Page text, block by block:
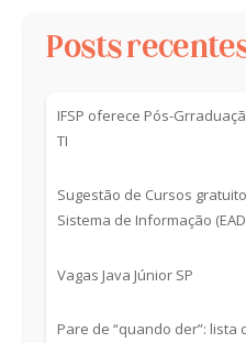
Posts
IFSP oferece Pós-
TI
Sugestão de Cursos
Sistema de Informação
Vagas Java Júnior SP
Pare de “quando der”: